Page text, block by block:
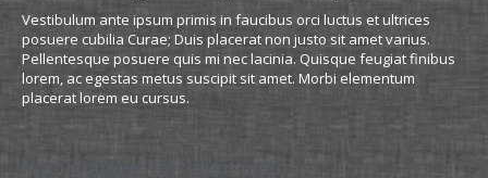
Vestibulum ante ipsum primis in faucibus orci luctus et ultrices
posuere cubilia Curae; Duis placerat non justo sit amet varius.
Pellentesque posuere quis mi nec lacinia. Quisque feugiat finibus
lorem, ac egestas metus suscipit sit amet. Morbi elementum
placerat lorem eu cursus.